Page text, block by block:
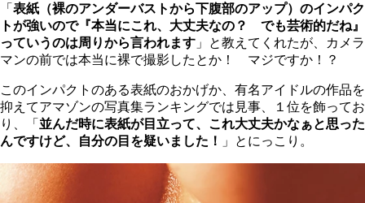
「 表紙（裸のアンダーバストから下腹部のアップ）のインパク
トが強いので『本当にこれ、大丈夫なの？ でも芸術的だね』
っていうのは周りから言われます 」と教えてくれたが、カメラ
マンの前では本当に裸で撮影したとか！ マジですか！？
このインパクトのある表紙のおかげか、有名アイドルの作品を
抑えてアマゾンの写真集ランキングでは見事、１位を飾ってお
り、「 並んだ時に表紙が目立って、これ大丈夫かなぁと思った
んですけど、自分の目を疑いました！
」とにっこり。